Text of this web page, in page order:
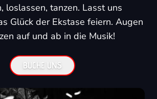
loslassen, tanzen. Lasst uns
Glück der Ekstase feiern. Augen
auf und ab in die Musik!
BUCHE UNS